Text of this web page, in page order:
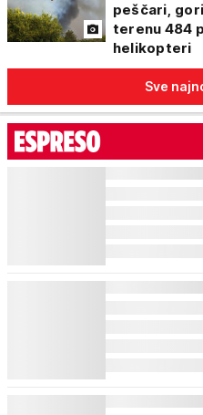
peščari,
terenu 484
helikopteri
Sve